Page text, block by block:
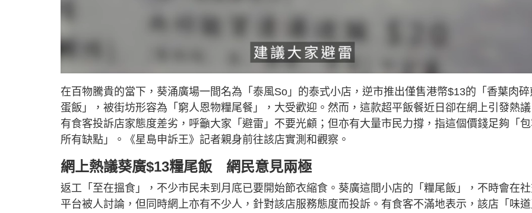
n
u
t
e
o
e
:
1
5
.
6
%
在百物騰貴的當下，葵涌廣場一間名為「泰風So」的泰式小店，逆市推出僅售港幣$13的「香葉肉碎
蛋飯」，被街坊形容為「窮人恩物糧尾餐」，大受歡迎。然而，這款超平飯餐近日卻在網上引發熱
有食客投訴店家態度差劣，呼籲大家「避雷」不要光顧；但亦有大量市民力撐，指這個價錢足夠「
所有缺點」。《星島申訴王》記者親身前往該店實測和觀察。
網上熱議葵廣$13糧尾飯 網民意見兩極
返工「至在搵食」，不少市民未到月底已要開始節衣縮食。葵廣這間小店的「糧尾飯」，不時會在
平台被人討論，但同時網上亦有不少人，針對該店服務態度而投訴。有食客不滿地表示，該店「味